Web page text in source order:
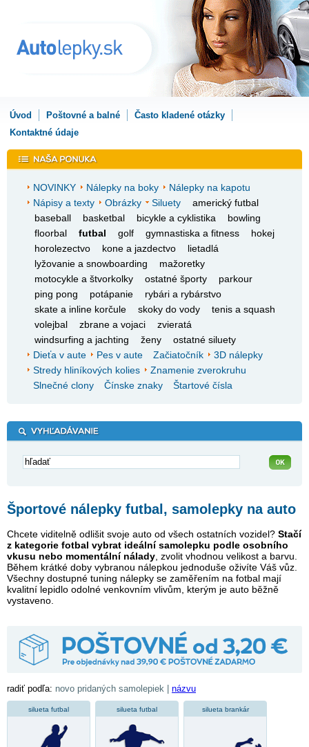
Úvod Poštovné a balné
Často kladené otázky
Kontaktné údaje
NOVINKY Nálepky na boky
Nálepky na kapotu
Nápisy a texty
Obrázky Siluety
americký futbal
baseball
basketbal bicykle a cyklistika
bowling
floorbal
futbal golf gymnastiska a fitness
hokej
horolezectvo
kone a jazdectvo
lietadlá
lyžovanie a snowboarding
mažoretky
motocykle a štvorkolky
ostatné športy
parkour
ping pong
potápanie
rybári a rybárstvo
skate a inline korčule
skoky do vody
tenis a squash
volejbal
zbrane a vojaci
zvieratá
windsurfing a jachting
ženy
ostatné siluety
Dieťa v aute
Pes v aute Začiatočník
3D nálepky
Stredy hliníkových kolies
Znamenie zverokruhu
Slnečné clony
Čínske znaky Štartové čísla
Športové nálepky futbal, samolepky na auto
Chcete viditelně odlišit svoje auto od všech ostatních vozidel? Stačí
z kategorie fotbal vybrat ideální samolepku podle osobního
vkusu nebo momentální nálady , zvolit vhodnou velikost a barvu.
Během krátké doby vybranou nálepkou jednoduše oživíte Váš vůz.
Všechny dostupné tuning nálepky se zaměřením na fotbal mají
kvalitní lepidlo odolné venkovním vlivům, kterým je auto běžně
vystaveno.
radiť podľa: novo pridaných samolepiek | názvu
silueta futbal silueta futbal silueta brankár